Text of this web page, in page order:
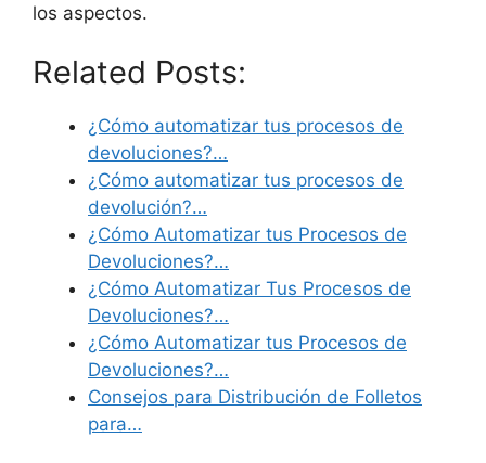
los aspectos.
Related Posts:
¿Cómo automatizar tus procesos de
devoluciones?…
¿Cómo automatizar tus procesos de
devolución?…
¿Cómo Automatizar tus Procesos de
Devoluciones?…
¿Cómo Automatizar Tus Procesos de
Devoluciones?…
¿Cómo Automatizar tus Procesos de
Devoluciones?…
Consejos para Distribución de Folletos
para…